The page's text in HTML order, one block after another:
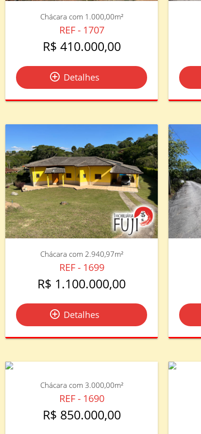
Chácara com 1.000,00m²
REF - 1707
R$ 410.000,00
add_circle_outline Detalhes
Chácara com 2.940,97m²
REF - 1699
R$ 1.100.000,00
add_circle_outline Detalhes
Chácara com 3.000,00m²
REF - 1690
R$ 850.000,00